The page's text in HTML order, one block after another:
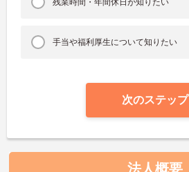
残業時間・年間休日が知りたい
手当や福利厚生について知りたい
次のステップ
法人概要